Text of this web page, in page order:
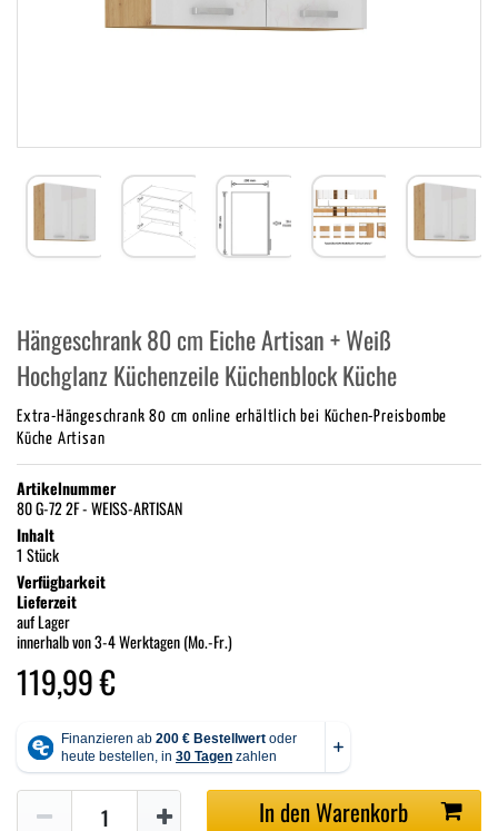
Hängeschrank 80 cm Eiche Artisan + Weiß
Hochglanz Küchenzeile Küchenblock Küche
Extra-Hängeschrank 80 cm online erhältlich bei Küchen-Preisbombe
Küche Artisan
Artikelnummer
80 G-72 2F - WEISS-ARTISAN
Inhalt
1 Stück
Verfügbarkeit
Lieferzeit
auf Lager
innerhalb von 3-4 Werktagen (Mo.-Fr.)
119,99 €
In den Warenkorb